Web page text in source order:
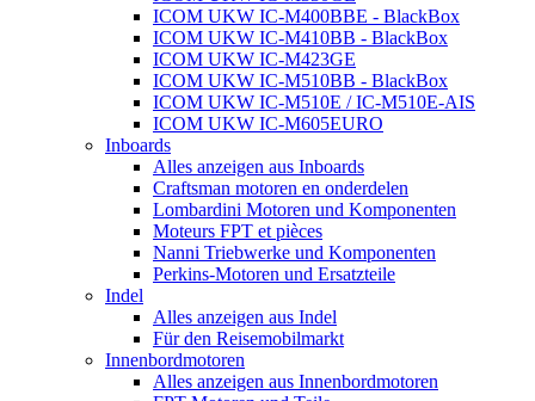
ICOM UKW IC-M400BBE - BlackBox
ICOM UKW IC-M410BB - BlackBox
ICOM UKW IC-M423GE
ICOM UKW IC-M510BB - BlackBox
ICOM UKW IC-M510E / IC-M510E-AIS
ICOM UKW IC-M605EURO
Inboards
Alles anzeigen aus Inboards
Craftsman motoren en onderdelen
Lombardini Motoren und Komponenten
Moteurs FPT et pièces
Nanni Triebwerke und Komponenten
Perkins-Motoren und Ersatzteile
Indel
Alles anzeigen aus Indel
Für den Reisemobilmarkt
Innenbordmotoren
Alles anzeigen aus Innenbordmotoren